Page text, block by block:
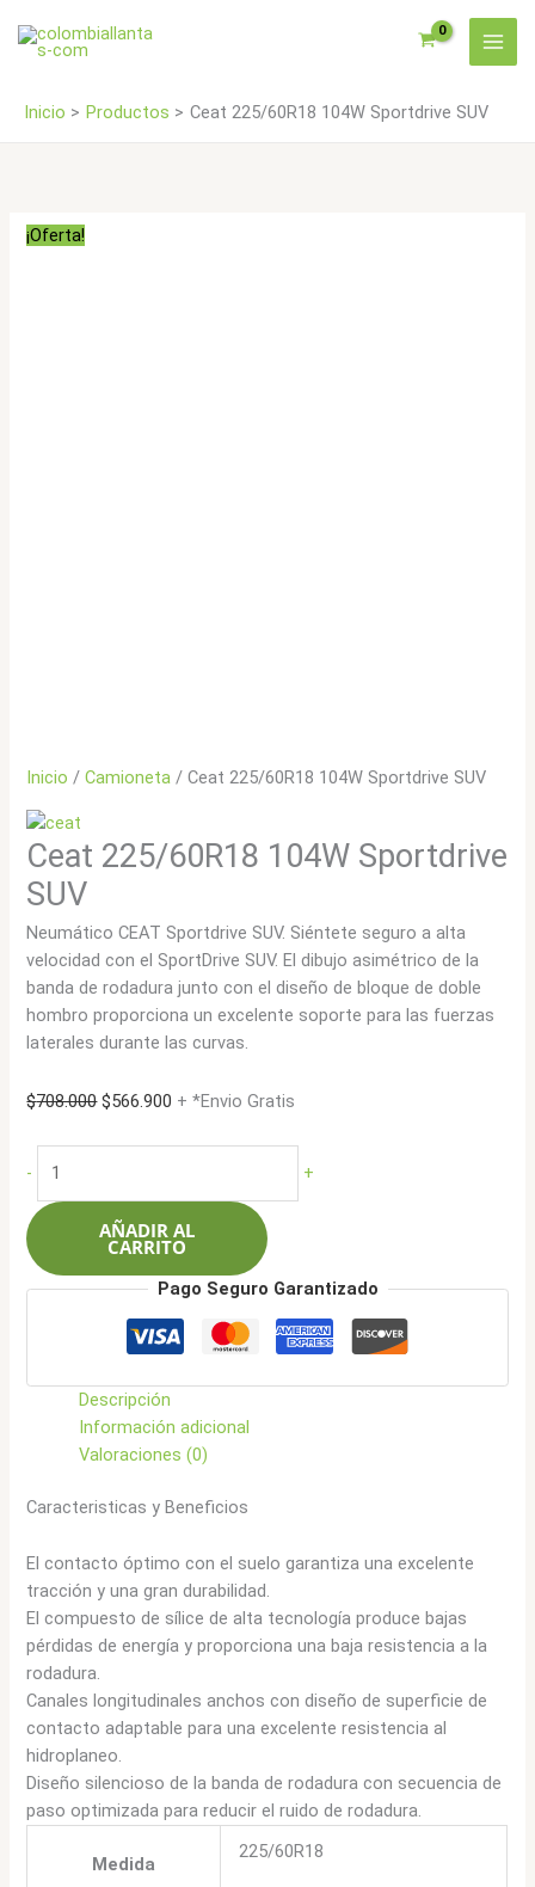
Inicio Productos Ceat 225/60R18 104W Sportdrive SUV
¡Oferta!
Inicio /Camioneta / Ceat 225/60R18 104W Sportdrive SUV
Ceat 225/60R18 104W Sportdrive
SUV
Neumático CEAT Sportdrive SUV. Siéntete seguro a alta
velocidad con el SportDrive SUV. El dibujo asimétrico de la
banda de rodadura junto con el diseño de bloque de doble
hombro proporciona un excelente soporte para las fuerzas
laterales durante las curvas.
$708.000El
$566.900 El
$566.900.
+ *Envio Gratis
-
225/60R18
104W
Sportdrive
SUV
cantidad
+
AÑADIR AL
CARRITO
Pago Seguro Garantizado
Descripción
Información adicional
Valoraciones (0)
Caracteristicas y Beneficios
El contacto óptimo con el suelo garantiza una excelente
tracción y una gran durabilidad.
El compuesto de sílice de alta tecnología produce bajas
pérdidas de energía y proporciona una baja resistencia a la
rodadura.
Canales longitudinales anchos con diseño de superficie de
contacto adaptable para una excelente resistencia al
hidroplaneo.
Diseño silencioso de la banda de rodadura con secuencia de
paso optimizada para reducir el ruido de rodadura.
Medida
225/60R18
cantidad